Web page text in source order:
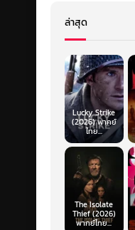
ล่าสุด
Lucky Strike
(2026) พากย์
ไทย...
The Isolate
Thief (2026)
พากย์ไทย...